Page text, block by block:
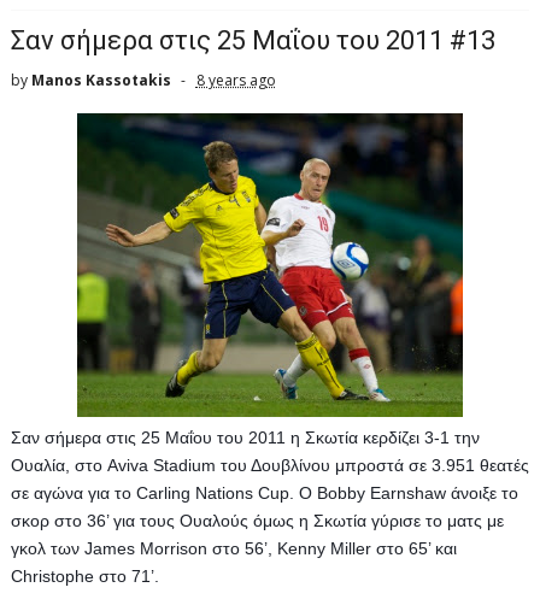
Σαν σήμερα στις 25 Μαΐου του 2011 #13
by Manos Kassotakis 8 years ago
Σαν σήμερα στις 25 Μαΐου του 2011 η Σκωτία κερδίζει 3-1 την
Ουαλία, στο Aviva Stadium του Δουβλίνου μπροστά σε 3.951 θεατές
σε αγώνα για το Carling Nations Cup. O Βοbby Earnshaw άνοιξε το
σκορ στο 36’ για τους Ουαλούς όμως η Σκωτία γύρισε το ματς με
γκολ των James Morrison στο 56’, Kenny Miller στο 65’ και
Christophe στο 71’.